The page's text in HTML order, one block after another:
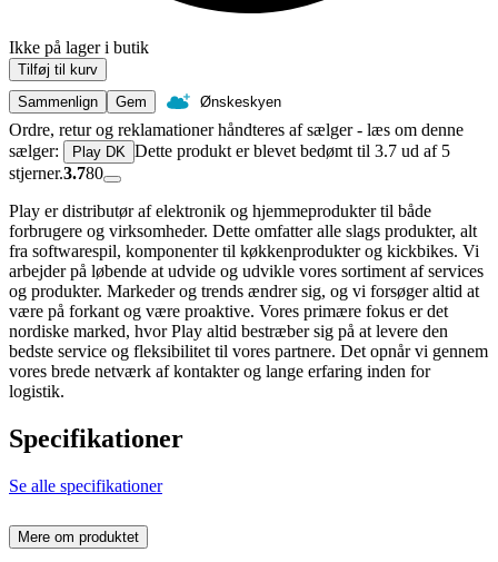
Ikke på lager i butik
Tilføj til kurv
Sammenlign
Gem Ønskeskyen
Ordre, retur og reklamationer håndteres af sælger - læs om denne
sælger:
Play DK Dette produkt er blevet bedømt til 3.7 ud af 5
stjerner.3.780
Play er distributør af elektronik og hjemmeprodukter til både
forbrugere og virksomheder. Dette omfatter alle slags produkter, alt
fra softwarespil, komponenter til køkkenprodukter og kickbikes. Vi
arbejder på løbende at udvide og udvikle vores sortiment af services
og produkter. Markeder og trends ændrer sig, og vi forsøger altid at
være på forkant og være proaktive. Vores primære fokus er det
nordiske marked, hvor Play altid bestræber sig på at levere den
bedste service og fleksibilitet til vores partnere. Det opnår vi gennem
vores brede netværk af kontakter og lange erfaring inden for
logistik.
Specifikationer
Se alle specifikationer
Mere om produktet